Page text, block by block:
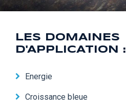
LES DOMAINES
D'APPLICATION :
Energie
Croissance bleue